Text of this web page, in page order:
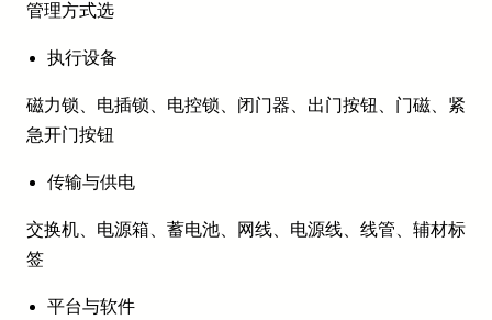
管理方式选
执行设备
磁力锁、电插锁、电控锁、闭门器、出门按钮、门磁、紧
急开门按钮
传输与供电
交换机、电源箱、蓄电池、网线、电源线、线管、辅材标
签
平台与软件